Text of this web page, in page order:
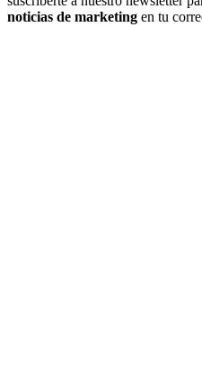
noticias de marketing en tu